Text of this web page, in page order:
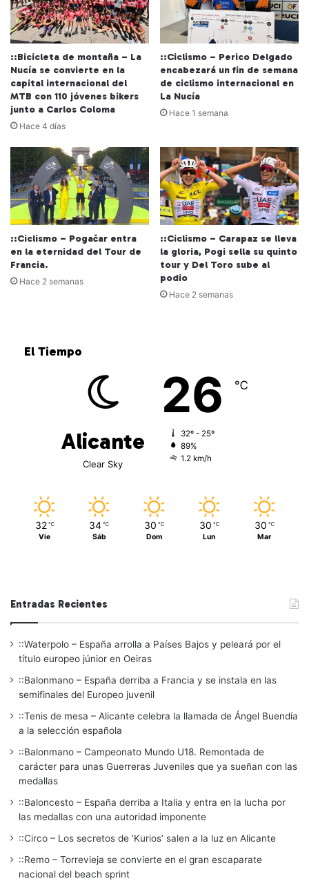
::Bicicleta de montaña – La
Nucía se convierte en la
capital internacional del
MTB con 110 jóvenes bikers
junto a Carlos Coloma
Hace 4 días
::Ciclismo – Perico Delgado
encabezará un fin de semana
de ciclismo internacional en
La Nucía
Hace 1 semana
::Ciclismo – Pogačar entra
en la eternidad del Tour de
Francia.
Hace 2 semanas
::Ciclismo – Carapaz se lleva
la gloria, Pogi sella su quinto
tour y Del Toro sube al
podio
Hace 2 semanas
El Tiempo
Alicante
Clear Sky
26 ℃
32º - 25º
89%
1.2 km/h
32 ℃
Vie
34 ℃
Sáb
30 ℃
Dom
30 ℃
Lun
30 ℃
Mar
Entradas Recientes
::Waterpolo – España arrolla a Países Bajos y peleará por el
título europeo júnior en Oeiras
::Balonmano – España derriba a Francia y se instala en las
semifinales del Europeo juvenil
::Tenis de mesa – Alicante celebra la llamada de Ángel Buendía
a la selección española
::Balonmano – Campeonato Mundo U18. Remontada de
carácter para unas Guerreras Juveniles que ya sueñan con las
medallas
::Baloncesto – España derriba a Italia y entra en la lucha por
las medallas con una autoridad imponente
::Circo – Los secretos de ‘Kurios’ salen a la luz en Alicante
::Remo – Torrevieja se convierte en el gran escaparate
nacional del beach sprint